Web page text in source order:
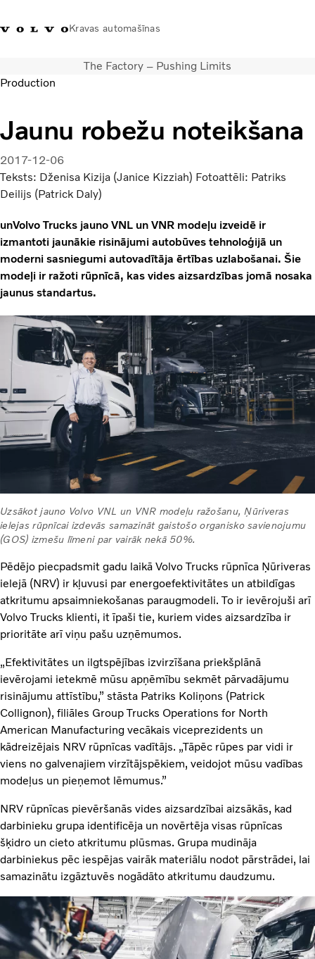
Kravas automašīnas
Volvo Trucks veikals IenāktLatvija
Transporta risinājumi
Kravas automašīnas
Pakalpojumi
Tuvākās darbnīcas meklēšana
Jaunumi
Sazināties ar mums
Akcijas
The Factory – Pushing Limits
Production
Jaunu robežu noteikšana
2017-12-06
Teksts: Dženisa Kizija (Janice Kizziah) Fotoattēli: Patriks
Deilijs (Patrick Daly)
unVolvo Trucks jauno VNL un VNR modeļu izveidē ir
izmantoti jaunākie risinājumi autobūves tehnoloģijā un
moderni sasniegumi autovadītāja ērtības uzlabošanai. Šie
modeļi ir ražoti rūpnīcā, kas vides aizsardzības jomā nosaka
jaunus standartus.
Uzsākot jauno Volvo VNL un VNR modeļu ražošanu, Ņūriveras
ielejas rūpnīcai izdevās samazināt gaistošo organisko savienojumu
(GOS) izmešu līmeni par vairāk nekā 50%.
Pēdējo piecpadsmit gadu laikā Volvo Trucks rūpnīca Ņūriveras
ielejā (NRV) ir kļuvusi par energoefektivitātes un atbildīgas
atkritumu apsaimniekošanas paraugmodeli. To ir ievērojuši arī
Volvo Trucks klienti, it īpaši tie, kuriem vides aizsardzība ir
prioritāte arī viņu pašu uzņēmumos.
„Efektivitātes un ilgtspējības izvirzīšana priekšplānā
ievērojami ietekmē mūsu apņēmību sekmēt pārvadājumu
risinājumu attīstību,” stāsta Patriks Koliņons (Patrick
Collignon), filiāles Group Trucks Operations for North
American Manufacturing vecākais viceprezidents un
kādreizējais NRV rūpnīcas vadītājs. „Tāpēc rūpes par vidi ir
viens no galvenajiem virzītājspēkiem, veidojot mūsu vadības
modeļus un pieņemot lēmumus.”
NRV rūpnīcas pievēršanās vides aizsardzībai aizsākās, kad
darbinieku grupa identificēja un novērtēja visas rūpnīcas
šķidro un cieto atkritumu plūsmas. Grupa mudināja
darbiniekus pēc iespējas vairāk materiālu nodot pārstrādei, lai
samazinātu izgāztuvēs nogādāto atkritumu daudzumu.